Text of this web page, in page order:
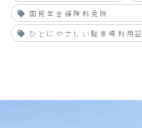
国民年金保険料免除
ひとにやさしい駐車場利用証